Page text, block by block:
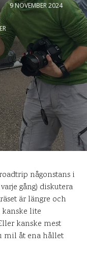
9 NOVEMBER 2024
någonstans i
gång) diskutera
är längre och
lite
kanske mest
mil åt ena hållet